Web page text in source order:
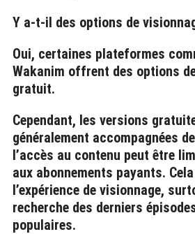
Y a-t-il des options de
Oui, certaines plateformes
Wakanim offrent des options
gratuit.
Cependant, les versions
généralement accompagnées
l’accès au contenu peut être
aux abonnements payants.
l’expérience de visionnage,
recherche des derniers
populaires.